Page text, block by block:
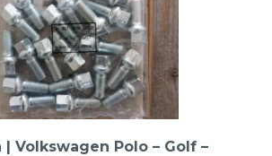
Volkswagen Polo – Golf –